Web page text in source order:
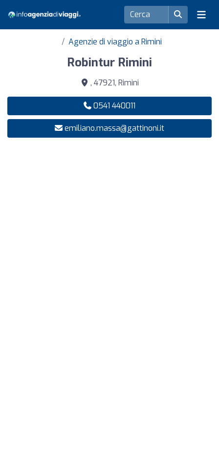
Agenzie di viaggio a Rimini
Robintur Rimini
, 47921, Rimini
0541 440011
emiliano.massa@gattinoni.it